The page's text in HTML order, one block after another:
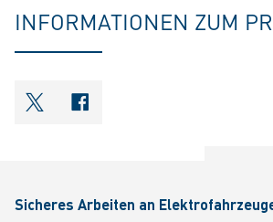
INFORMATIONEN ZUM
shareOntwitter
shareOnfacebook
Sicheres Arbeiten an